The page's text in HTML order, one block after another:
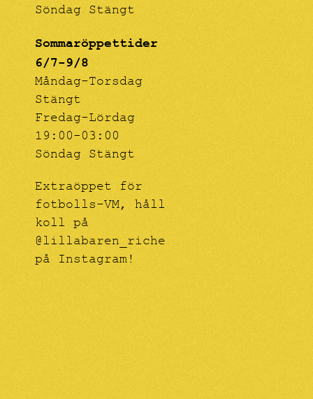
Söndag Stängt
Sommaröppettider
6/7-9/8
Måndag-Torsdag
Stängt
Fredag-Lördag
19:00-03:00
Söndag Stängt
Extraöppet för
fotbolls-VM, håll
koll på
@lillabaren_riche
på Instagram!